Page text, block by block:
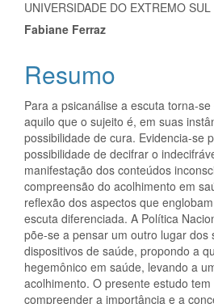
UNIVERSIDADE DO EXTREMO
Fabiane Ferraz
Resumo
Para a psicanálise a escuta torna-
aquilo que o sujeito é, em suas
possibilidade de cura. Evidencia-se
possibilidade de decifrar o
manifestação dos conteúdos
compreensão do acolhimento em
reflexão dos aspectos que
escuta diferenciada. A Política
põe-se a pensar um outro lugar dos
dispositivos de saúde, propondo a
hegemônico em saúde, levando a
acolhimento. O presente estudo
compreender a importância e a